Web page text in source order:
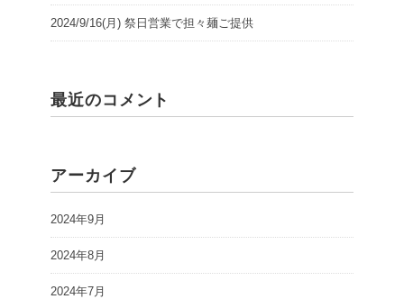
2024/9/16(月) 祭日営業で担々麺ご提供
最近のコメント
アーカイブ
2024年9月
2024年8月
2024年7月